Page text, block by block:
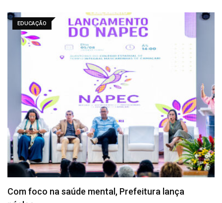
EDUCAÇÃO
Cidade do Saber inicia inscrições para novos
cursos…